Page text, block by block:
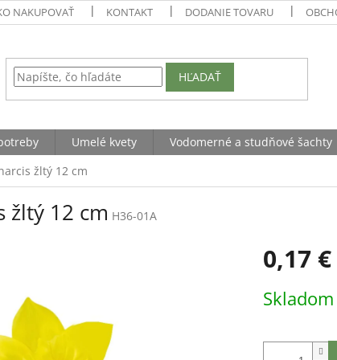
NAKUPOVAŤ KONTAKT DODANIE TOVARU
HĽADAŤ
Umelé kvety Vodomerné a studňové šachty
žltý 12 cm
žltý 12 cm H36-01A
0,17 €
cena:
Skladom